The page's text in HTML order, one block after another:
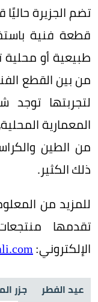
تضم الجزيرة
قطعة فنية
طبيعية أو محلية
من بين القطع
لتجربتها توجد
المعمارية
من الطين
ذلك الكثير.
للمزيد من
تقدمها
الإلكتروني:
عيد الفطر جزر